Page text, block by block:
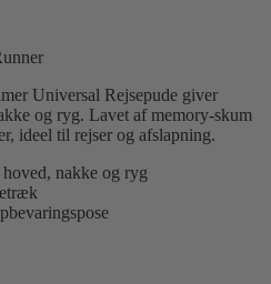
Universal Rejsepude giver
og ryg. Lavet af memory-skum
ideel til rejser og afslapning.
nakke og ryg